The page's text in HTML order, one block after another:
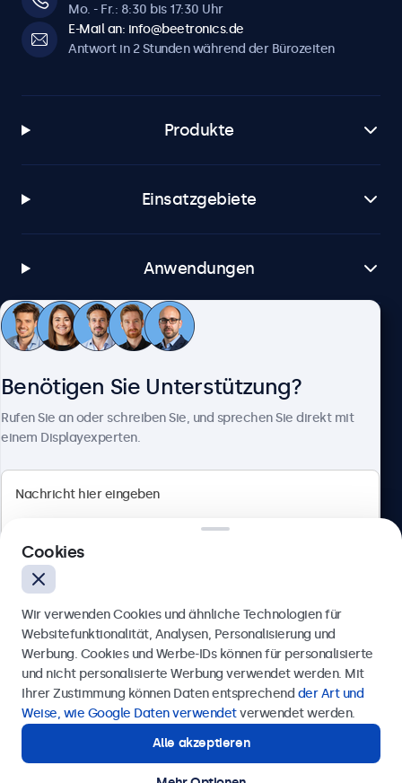
Mo. - Fr.: 8:30 bis 17:30 Uhr
E-Mail an: info@beetronics.de
Antwort in 2 Stunden während der Bürozeiten
Produkte
Einsatzgebiete
Anwendungen
Kundenservice
Berliner Allee 59, 40212 Düsseldorf, Deutschland
Deutsch
Benötigen Sie Unterstützung?
Rufen Sie an oder schreiben Sie, und sprechen Sie direkt mit
einem Displayexperten.
Anfrage senden
Rufen Sie uns an unter0211 38 78 95 62
Benötigen Sie Unterstützung?
Kontaktieren Sie uns!
Cookies
Wir verwenden Cookies und ähnliche Technologien für
Websitefunktionalität, Analysen, Personalisierung und
Werbung. Cookies und Werbe-IDs können für personalisierte
und nicht personalisierte Werbung verwendet werden. Mit
Ihrer Zustimmung können Daten entsprechend der Art und
Weise, wie Google Daten verwendetverwendet werden.
Alle akzeptieren